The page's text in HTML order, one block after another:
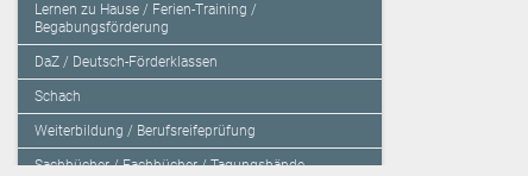
Lernen zu Hause / Ferien-Training /
Begabungsförderung
DaZ / Deutsch-Förderklassen
Schach
Weiterbildung / Berufsreifeprüfung
Sachbücher / Fachbücher / Tagungsbände